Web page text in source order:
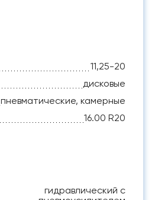
11,25-20
дисковые
пневматические, камерные
16.00 R20
гидравлический с